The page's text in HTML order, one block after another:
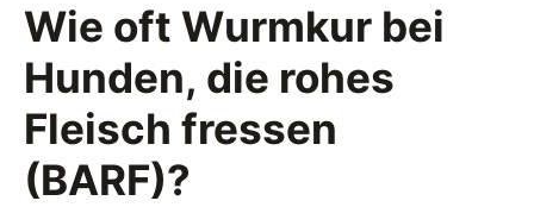
Wie oft Wurmkur bei
Hunden, die rohes
Fleisch fressen
(BARF)?